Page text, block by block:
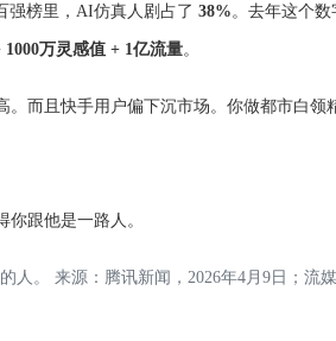
强榜里，AI仿真人剧占了 38% 。去年这个数
1000万灵感值 + 1亿流量。
。而且快手用户偏下沉市场。你做都市白领
跟他是一路人。
。 来源：腾讯新闻，2026年4月9日；流媒